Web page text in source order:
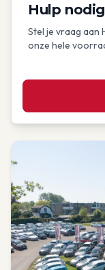
Hulp
Stel je vraag aan
onze hele